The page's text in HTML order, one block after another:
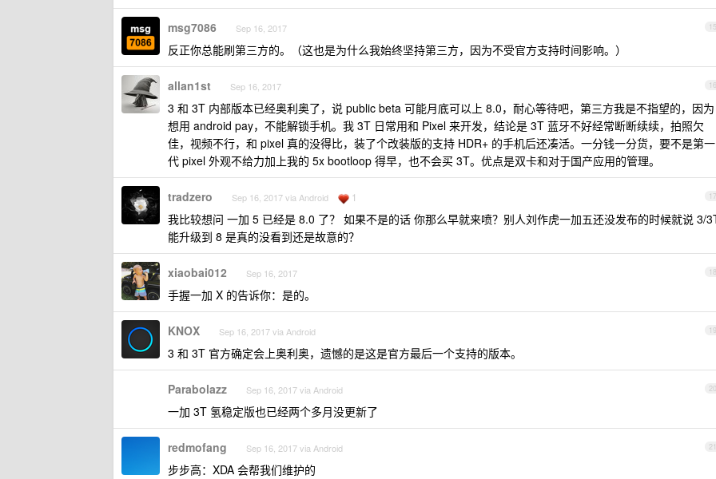
15
msg7086 Sep 16, 2017
反正你总能刷第三方的。（这也是为什么我始终坚持第三方，因为不受官方支持时间影响。）
16
allan1st Sep 16, 2017
3 和 3T 内部版本已经奥利奥了，说 public beta 可能月底可以上 8.0，耐心等待吧，第三方我是不指望的，因为
想用 android pay，不能解锁手机。我 3T 日常用和 Pixel 来开发，结论是 3T 蓝牙不好经常断断续续，拍照欠
佳，视频不行，和 pixel 真的没得比，装了个改装版的支持 HDR+ 的手机后还凑活。一分钱一分货，要不是第一
代 pixel 外观不给力加上我的 5x bootloop 得早，也不会买 3T。优点是双卡和对于国产应用的管理。
17
tradzero Sep 16, 2017 via Android 1
我比较想问 一加 5 已经是 8.0 了？ 如果不是的话 你那么早就来喷？别人刘作虎一加五还没发布的时候就说 3/
能升级到 8 是真的没看到还是故意的？
18
xiaobai012 Sep 16, 2017
手握一加 X 的告诉你：是的。
19
KNOX Sep 16, 2017 via Android
3 和 3T 官方确定会上奥利奥，遗憾的是这是官方最后一个支持的版本。
20
Parabolazz Sep 16, 2017 via Android
一加 3T 氢稳定版也已经两个多月没更新了
21
redmofang Sep 16, 2017 via Android
步步高：XDA 会帮我们维护的